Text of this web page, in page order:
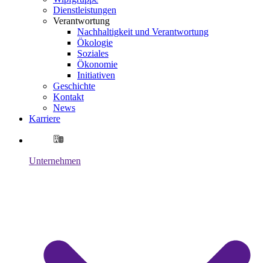
Dienstleistungen
Verantwortung
Nachhaltigkeit und Verantwortung
Ökologie
Soziales
Ökonomie
Initiativen
Geschichte
Kontakt
News
Karriere
Unternehmen